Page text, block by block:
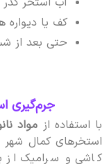
کف یا دیواره
حتی بعد از
جرم‌گیری
با استفاده از مواد نانو
استخرهای کمال شهر
کاشی و سرامیک از